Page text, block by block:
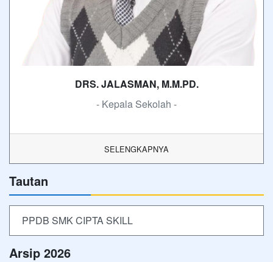
DRS. JALASMAN, M.M.PD.
- Kepala Sekolah -
SELENGKAPNYA
Tautan
PPDB SMK CIPTA SKILL
Arsip 2026